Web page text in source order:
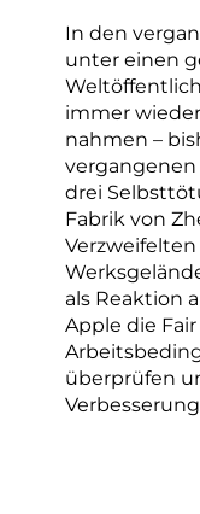
In den
unter einen
immer
nahmen –
drei
Fabrik von
als Reaktion
Apple die
überprüfen